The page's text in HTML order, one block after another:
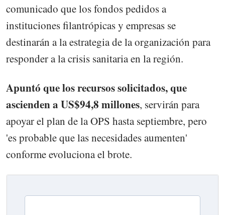
comunicado que los fondos pedidos a
instituciones filantrópicas y empresas se
destinarán a la estrategia de la organización para
responder a la crisis sanitaria en la región.
Apuntó que los recursos solicitados, que
ascienden a US$94,8 millones, servirán para
apoyar el plan de la OPS hasta septiembre, pero
'es probable que las necesidades aumenten'
conforme evoluciona el brote.